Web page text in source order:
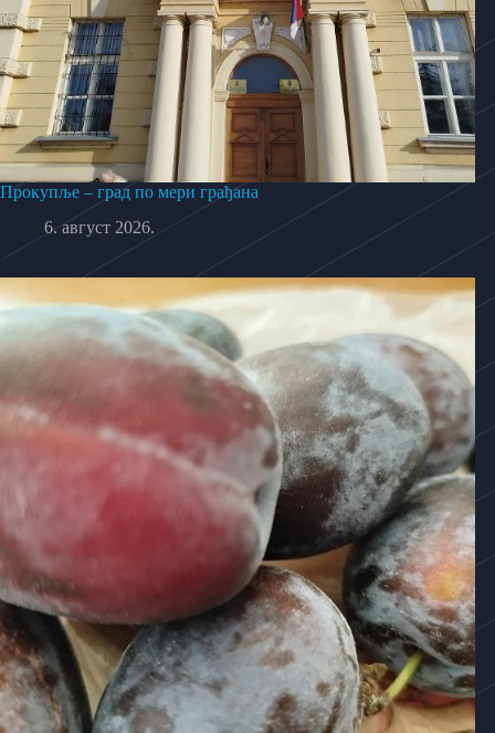
Прокупље – град по мери грађана
6. август 2026.